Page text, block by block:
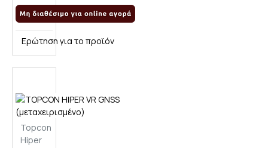
Ερώτηση για το προϊόν
Topcon
Hiper